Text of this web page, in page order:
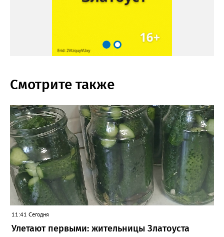
Смотрите также
11:41 Сегодня
Улетают первыми: жительницы Златоуста